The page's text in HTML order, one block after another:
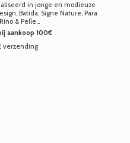
in jonge en modieuze
Batida, Signe Nature, Para
& Pelle...
aankoop 100€
verzending